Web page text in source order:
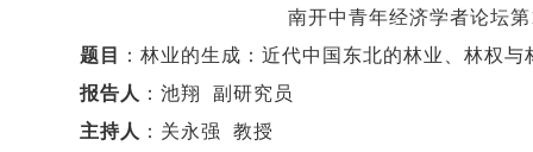
南开中青年经济学者论坛
题目
：林业的生成：近代中国东北的林业、林权与
报告人 ：池翔 副研究员
主持人 ：关永强 教授